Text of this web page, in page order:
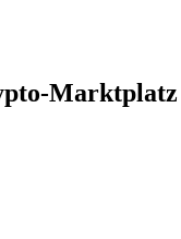
Marktplatz